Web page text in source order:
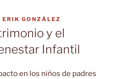
ERIK GONZÁLEZ
y el
Infantil
en los niños de padres